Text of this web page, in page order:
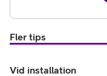
Fler tips
Vid installation